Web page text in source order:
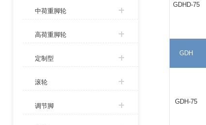
中荷重脚轮
高荷重脚轮
定制型
滚轮
调节脚
GDHD-75
GDH
GDH-75